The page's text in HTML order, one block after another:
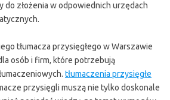
do złożenia w odpowiednich urzędach
tłumacza przysięgłego w Warszawie
osób i firm, które potrzebują
tłumaczenia przysięgłe
przysięgli muszą nie tylko doskonale